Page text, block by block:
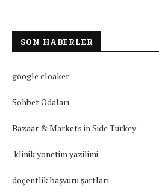
SON HABERLER
google cloaker
Sohbet Odaları
Bazaar & Markets in Side Turkey
klinik yonetim yazilimi
doçentlik başvuru şartları